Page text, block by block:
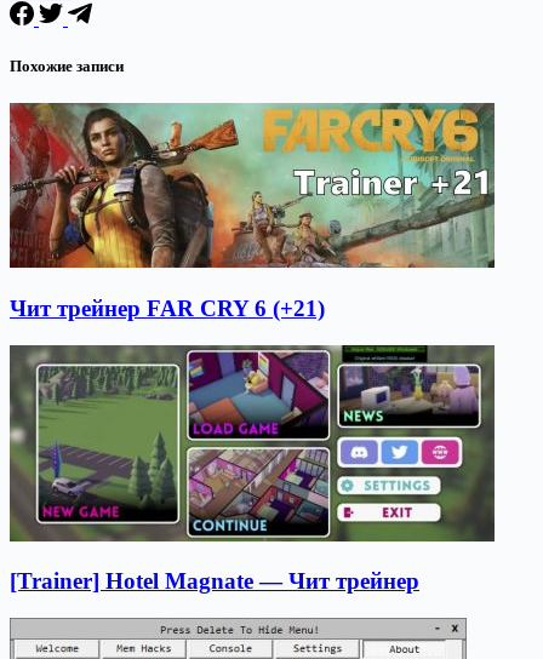
Похожие записи
Чит трейнер FAR CRY 6 (+21)
[Trainer] Hotel Magnate — Чит трейнер